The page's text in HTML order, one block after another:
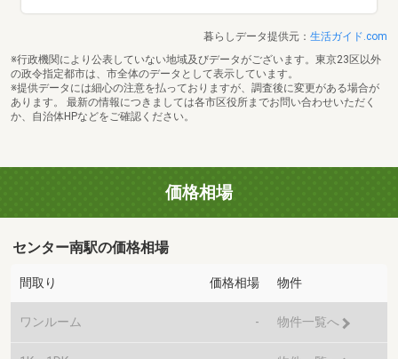
暮らしデータ提供元： 生活ガイド.com
※行政機関により公表していない地域及びデータがございます。東京23区以外
の政令指定都市は、市全体のデータとして表示しています。
※提供データには細心の注意を払っておりますが、調査後に変更がある場合が
あります。 最新の情報につきましては各市区役所までお問い合わせいただく
か、自治体HPなどをご確認ください。
価格相場
センター南駅の価格相場
間取り 価格相場 物件
ワンルーム - 物件一覧へ